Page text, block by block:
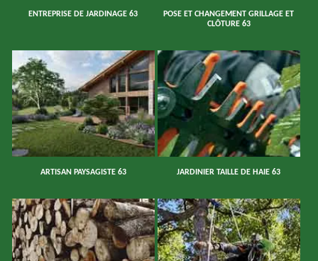
ENTREPRISE DE JARDINAGE 63
POSE ET CHANGEMENT GRILLAGE ET
CLÔTURE 63
ARTISAN PAYSAGISTE 63 JARDINIER TAILLE DE HAIE 63